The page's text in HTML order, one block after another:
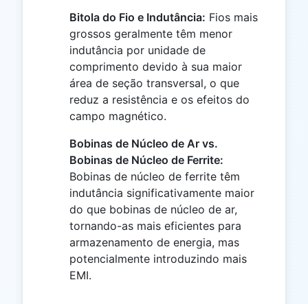
Bitola do Fio e Indutância: Fios mais
grossos geralmente têm menor
indutância por unidade de
comprimento devido à sua maior
área de seção transversal, o que
reduz a resistência e os efeitos do
campo magnético.
Bobinas de Núcleo de Ar vs.
Bobinas de Núcleo de Ferrite:
Bobinas de núcleo de ferrite têm
indutância significativamente maior
do que bobinas de núcleo de ar,
tornando-as mais eficientes para
armazenamento de energia, mas
potencialmente introduzindo mais
EMI.